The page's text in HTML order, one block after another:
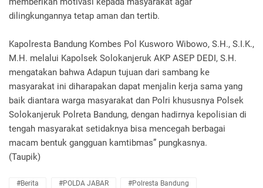
dilingkungannya tetap aman dan tertib.
Kapolresta Bandung Kombes Pol Kusworo Wibowo, S.H., S.I.K.,
M.H. melalui Kapolsek Solokanjeruk AKP ASEP DEDI, S.H.
mengatakan bahwa Adapun tujuan dari sambang ke
masyarakat ini diharapakan dapat menjalin kerja sama yang
baik diantara warga masyarakat dan Polri khususnya Polsek
Solokanjeruk Polreta Bandung, dengan hadirnya kepolisian di
tengah masyarakat setidaknya bisa mencegah berbagai
macam bentuk gangguan kamtibmas” pungkasnya.
(Taupik)
#Berita #POLDA JABAR #Polresta Bandung